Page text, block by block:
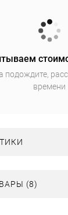
подождите,
времени
(8)